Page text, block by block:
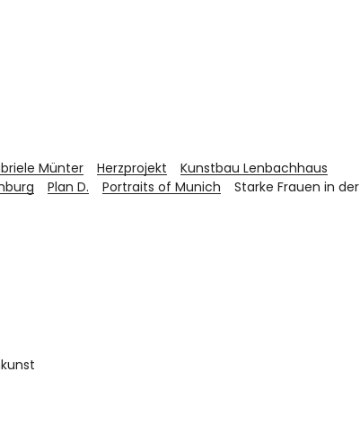
Münter Herzprojekt
Kunstbau Lenbachhaus
Plan D. Portraits of Munich
Starke Frauen in der